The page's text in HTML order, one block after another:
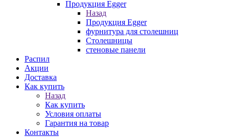
Продукция Egger
Назад
Продукция Egger
фурнитура для столешниц
Столешницы
стеновые панели
Распил
Акции
Доставка
Как купить
Назад
Как купить
Условия оплаты
Гарантия на товар
Контакты